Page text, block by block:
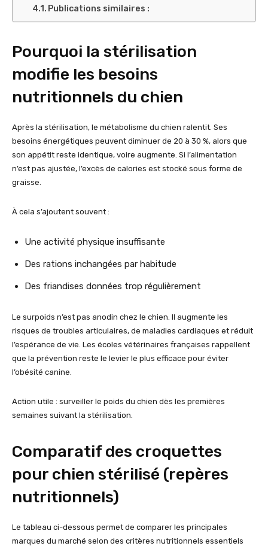
Publications similaires :
Pourquoi la stérilisation
modifie les besoins
nutritionnels du chien
Après la stérilisation, le métabolisme du chien ralentit. Ses
besoins énergétiques peuvent diminuer de 20 à 30 %, alors que
son appétit reste identique, voire augmente. Si l’alimentation
n’est pas ajustée, l’excès de calories est stocké sous forme de
graisse.
À cela s’ajoutent souvent :
Une activité physique insuffisante
Des rations inchangées par habitude
Des friandises données trop régulièrement
Le surpoids n’est pas anodin chez le chien. Il augmente les
risques de troubles articulaires, de maladies cardiaques et réduit
l’espérance de vie. Les écoles vétérinaires françaises rappellent
que la prévention reste le levier le plus efficace pour éviter
l’obésité canine.
Action utile : surveiller le poids du chien dès les premières
semaines suivant la stérilisation.
Comparatif des croquettes
pour chien stérilisé (repères
nutritionnels)
Le tableau ci-dessous permet de comparer les principales
marques du marché selon des critères nutritionnels essentiels